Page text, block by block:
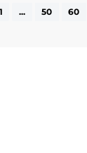
... 50 60